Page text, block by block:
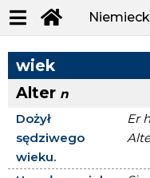
wiek
Alter n
Dożył
sędziwego
wieku.
Er